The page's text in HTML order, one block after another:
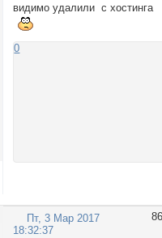
видимо удалили с хостинга
0
86
Пт, 3 Мар 2017
18:32:37